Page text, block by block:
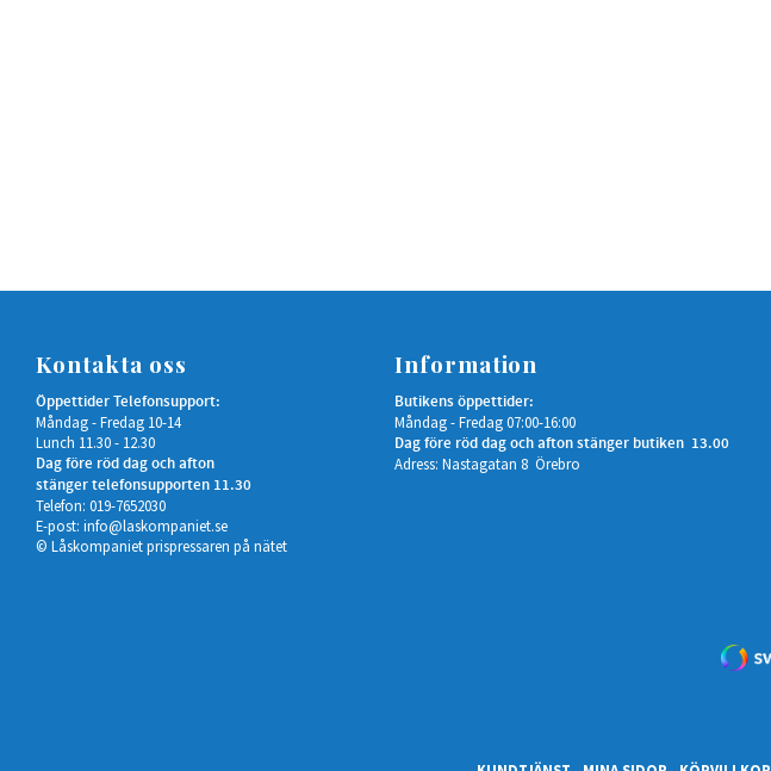
Kontakta oss
Öppettider Telefonsupport:
Måndag - Fredag 10-14
Lunch 11.30 - 12.30
Dag före röd dag och afton
stänger telefonsupporten 11.30
Telefon: 019-7652030
E-post: info@laskompaniet.se
© Låskompaniet prispressaren på nätet
Information
Butikens öppettider:
Måndag - Fredag 07:00-16:00
Dag före röd dag och afton stänger butiken 13.00
Adress: Nastagatan 8 Örebro